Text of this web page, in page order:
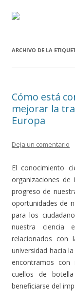
ARCHIVO DE LA
Cómo está
mejorar la
Europa
Deja un comentario
El conocimiento
organizaciones
progreso de
oportunidades de
para los
nuestra ciencia
relacionados con
universidad hacia
encontramos con
cuellos de
beneficiarse del